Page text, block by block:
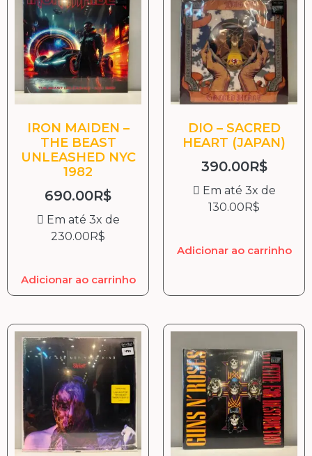
IRON MAIDEN –
THE BEAST
UNLEASHED NYC
1982
690.00R$
Em até 3x de
230.00 R$
Adicionar ao carrinho
DIO – SACRED
HEART (JAPAN)
390.00R$
Em até 3x de
130.00 R$
Adicionar ao carrinho